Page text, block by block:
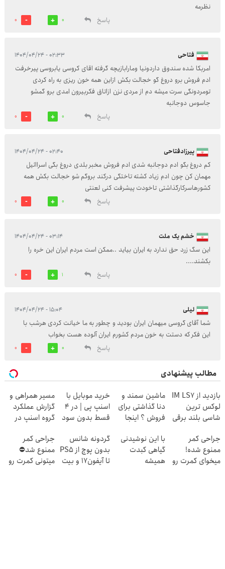
نظرمه
پاسخ
0
0
فتاحی ۰۲:۳۳ - ۱۴۰۴/۰۴/۲۴
امربکا شده سندوق داردونیا ومارابازیچه گرفته اقای کروسی یابروسی پیرخرفت
ادم فروش برو دروغ گو خجالت بکش ازاین همه خون ریزی به راه کردی
تومردونگی سرت میشه دم از مردی نزن ازاتاق فکربیرون امدی برو گمشو
جاسوس دوجانبه
پاسخ
0
0
پیرزادفتاحی ۰۲:۴۰ - ۱۴۰۴/۰۴/۲۴
کم دروغ بگو ادم دوجانبه شدی ادم فروش مخبر بلدی دروغ بگی اسراائیل
مهمان کن چون ادم زیاد کشته تاختگی درکند بروگم شو خجالت بکش همه
کشورهاسرکارگذاشتی تاخودت پیشرفت کنی لعنتی
پاسخ
0
0
خشم یک ملت ۰۳:۱۴ - ۱۴۰۴/۰۴/۲۴
این سگ زرد حق ندارد به ایران بیاید ..ممکن است مردم ایران این خره را
بکشند....
پاسخ
1
0
لیلی ۱۵:۰۴ - ۱۴۰۴/۰۴/۲۴
شما آقای گروسی میهمان ایران بودید و چطور به ما خیانت کردی هرشب با
این فکر که دستت به خون مردم کشورم ایران آلوده هست بخواب
پاسخ
0
0
مطالب پیشنهادی
بازدید از IM LS7
لوکس ترین
شاسی بلند برقی
انقلاب
ماشین سمند و
دنا گذاشتی برای
فروش ؟ اینجا
بفروش
خرید موبایل با
اسنپ پی | در ۴
قسط بدون سود
مسیر همراهی و
گزارش عملکرد
گروه اسنپ در
جراحی کمر
ممنوع شده!
میخوای کمرت رو
با این نوشیدنی
گیاهی کبدت
همیشه
گردونه شانس
بدون پوچ از PS5
تا آیفون17 و بیت
جراحی کمر
ممنوع شد⛔
میتونی کمرت رو